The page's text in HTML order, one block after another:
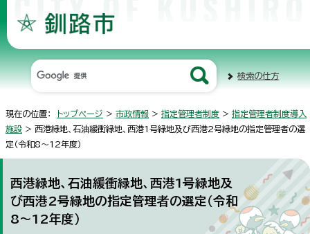
検索の仕方
現在の位置： トップページ > 市政情報 > 指定管理者制度 > 指定管理者制度導入
施設 > 西港緑地、石油緩衝緑地、西港1号緑地及び西港2号緑地の指定管理者の選
定（令和8～12年度）
西港緑地、石油緩衝緑地、西港1号緑地及
び西港2号緑地の指定管理者の選定（令和
8～12年度）